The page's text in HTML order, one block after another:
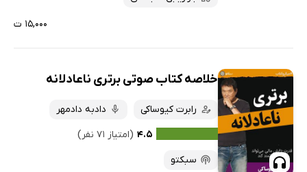
۱۵,۰۰۰ ت
خلاصه کتاب صوتی برتری ناعادلانه
رابرت کیوساکی
دادبه دادمهر
۴.۵ (امتیاز ۷۱ نفر)
سبکتو